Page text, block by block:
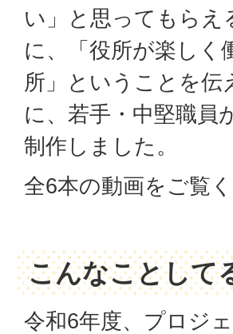
い」と思ってもらえ
に、「役所が楽しく
所」ということを伝
に、若手・中堅職員
制作しました。
全6本の動画をご覧
こんなことして
令和6年度、プロジ